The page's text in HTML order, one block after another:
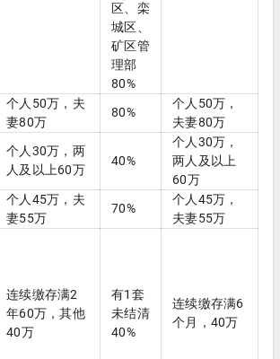
区、栾
城区、
矿区管
理部
80%
个人50万，夫
妻80万
80%
个人50万，
夫妻80万
个人30万，两
人及以上60万
40%
个人30万，
两人及以上
60万
个人45万，夫
妻55万
70%
个人45万，
夫妻55万
连续缴存满2
年60万，其他
40万
有1套
未结清
40%
连续缴存满6
个月，40万